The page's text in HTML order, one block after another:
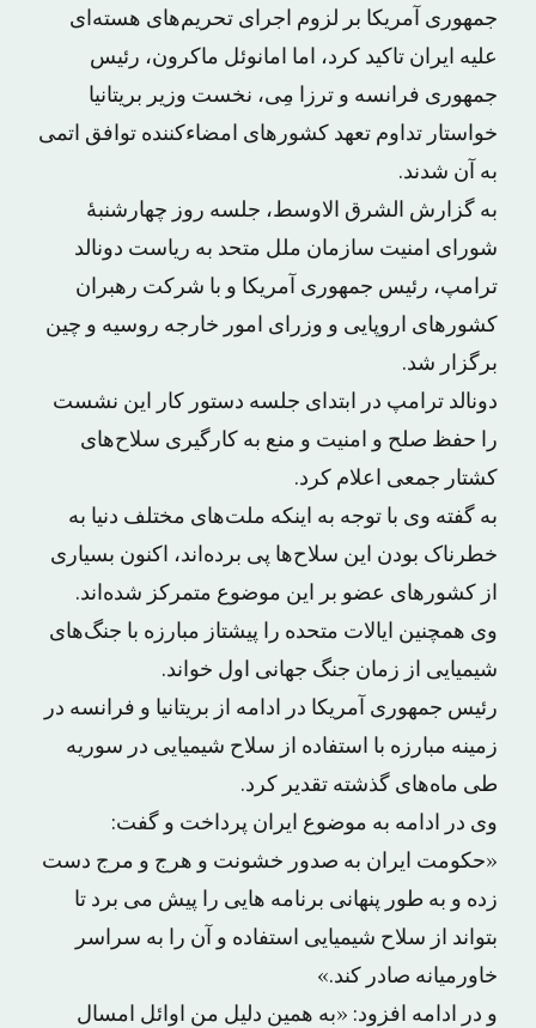
جمهوری آمریکا بر لزوم اجرای تحریم‌های هسته‌ای
علیه ایران تاکید کرد، اما امانوئل ماکرون، رئیس
جمهوری فرانسه و ترزا مِی، نخست وزیر بریتانیا
خواستار تداوم تعهد کشورهای امضاءکننده توافق اتمی
به آن شدند.
به گزارش الشرق الاوسط، جلسه روز چهارشنبۀ
شورای امنیت سازمان ملل متحد به ریاست دونالد
ترامپ، رئیس جمهوری آمریکا و با شرکت رهبران
کشورهای اروپایی و وزرای امور خارجه روسیه و چین
برگزار شد.
دونالد ترامپ در ابتدای جلسه دستور کار این نشست
را حفظ صلح و امنیت و منع به کارگیری سلاح‌های
کشتار جمعی اعلام کرد.
به گفته وی با توجه به اینکه ملت‌های مختلف دنیا به
خطرناک بودن این سلاح‌ها پی برده‌اند، اکنون بسیاری
از کشورهای عضو بر این موضوع متمرکز شده‌اند.
وی همچنین ایالات متحده را پیشتاز مبارزه با جنگ‌های
شیمیایی از زمان جنگ جهانی اول خواند.
رئیس جمهوری آمریکا در ادامه از بریتانیا و فرانسه در
زمینه مبارزه با استفاده از سلاح شیمیایی در سوریه
طی ماه‌های گذشته تقدیر کرد.
وی در ادامه به موضوع ایران پرداخت و گفت:
«حکومت ایران به صدور خشونت و هرج و مرج دست
زده و به طور پنهانی برنامه هایی را پیش می برد تا
بتواند از سلاح شیمیایی استفاده و آن را به سراسر
خاورمیانه صادر کند.»
و در ادامه افزود: «به همین دلیل من اوائل امسال